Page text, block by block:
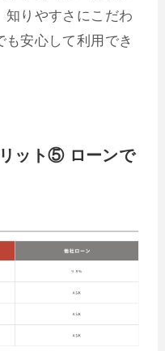
りやすさにこだわ
安心して利用でき
ット⑤ ローンで